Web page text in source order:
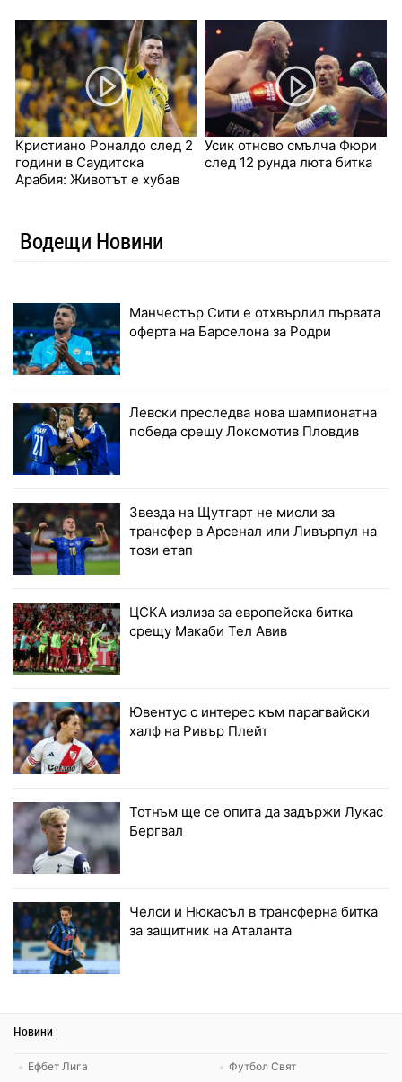
Кристиано Роналдо след 2
години в Саудитска
Арабия: Животът е хубав
Усик отново смълча Фюри
след 12 рунда люта битка
Водещи Новини
Манчестър Сити е отхвърлил първата
оферта на Барселона за Родри
Левски преследва нова шампионатна
победа срещу Локомотив Пловдив
Звезда на Щутгарт не мисли за
трансфер в Арсенал или Ливърпул на
този етап
ЦСКА излиза за европейска битка
срещу Макаби Тел Авив
Ювентус с интерес към парагвайски
халф на Ривър Плейт
Тотнъм ще се опита да задържи Лукас
Бергвал
Челси и Нюкасъл в трансферна битка
за защитник на Аталанта
Новини
Ефбет Лига
Футбол Свят